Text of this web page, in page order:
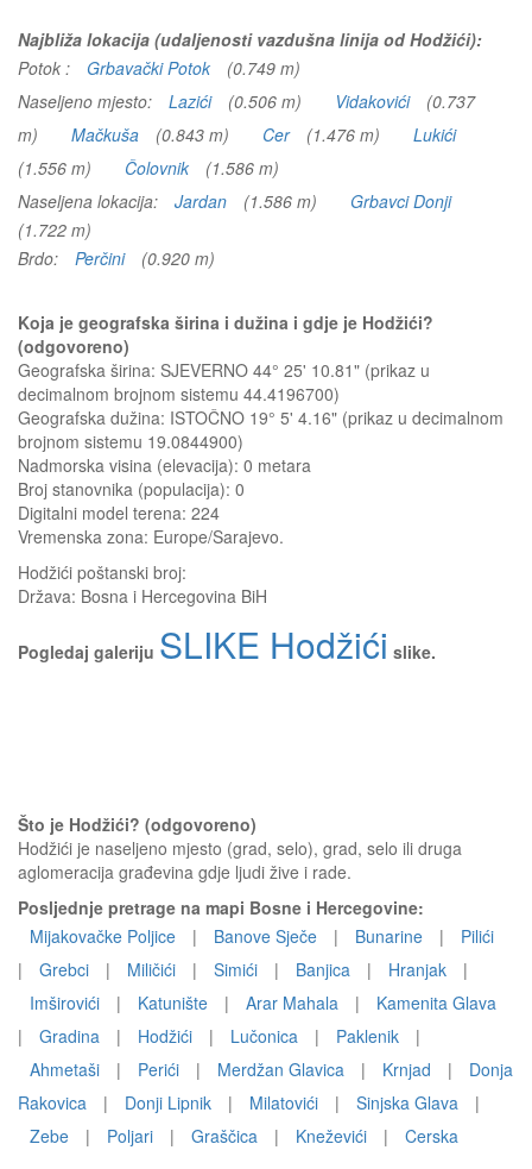
Najbliža lokacija (udaljenosti vazdušna linija od Hodžići):
Potok :
Grbavački Potok
(0.749 m)
Naseljeno mjesto:
Lazići (0.506 m) Vidakovići
(0.737
m)
Mačkuša (0.843 m) Cer (1.476 m)
Lukići
(1.556 m)
Čolovnik
(1.586 m)
Naseljena lokacija:
Jardan (1.586 m)
Grbavci Donji
(1.722 m)
Brdo:
Perčini (0.920 m)
Koja je geografska širina i dužina i gdje je Hodžići?
(odgovoreno)
Geografska širina: SJEVERNO 44° 25' 10.81" (prikaz u
decimalnom brojnom sistemu 44.4196700)
Geografska dužina: ISTOČNO 19° 5' 4.16" (prikaz u decimalnom
brojnom sistemu 19.0844900)
Nadmorska visina (elevacija): 0 metara
Broj stanovnika (populacija): 0
Digitalni model terena: 224
Vremenska zona: Europe/Sarajevo.
Hodžići poštanski broj:
Država: Bosna i Hercegovina BiH
Pogledaj galeriju SLIKE Hodžići slike.
Što je Hodžići? (odgovoreno)
Hodžići je naseljeno mjesto (grad, selo), grad, selo ili druga
aglomeracija građevina gdje ljudi žive i rade.
Posljednje pretrage na mapi Bosne i Hercegovine:
Mijakovačke Poljice
| Banove Sječe | Bunarine |
Pilići
|
Grebci | Miličići | Simići | Banjica | Hranjak
|
Imširovići
| Katunište | Arar Mahala |
Kamenita Glava
|
Gradina | Hodžići | Lučonica | Paklenik
|
Ahmetaši
| Perići | Merdžan Glavica | Krnjad |
Donja
Rakovica
| Donji Lipnik | Milatovići | Sinjska Glava
|
Zebe
| Poljari | Graščica | Kneževići | Cerska